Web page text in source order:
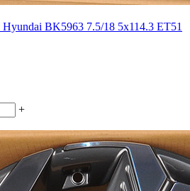
BK5963 7.5/18 5x114.3 ET51
+